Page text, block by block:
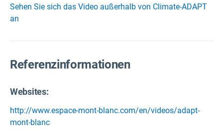
Sehen Sie sich das Video außerhalb von Climate-ADAPT
an
Referenzinformationen
Websites:
http://www.espace-mont-blanc.com/en/videos/adapt-
mont-blanc